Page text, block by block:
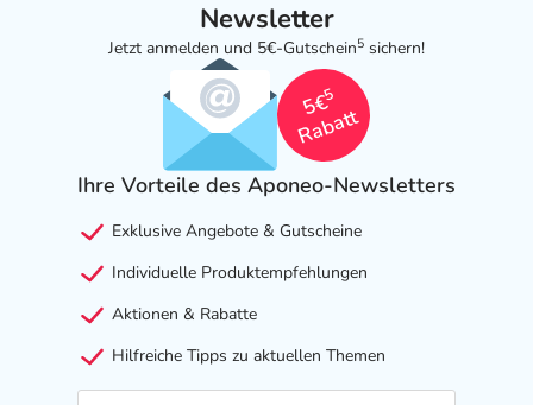
Newsletter
Jetzt anmelden und 5€-Gutschein5 sichern!
5€
5
Rabatt
Ihre Vorteile des Aponeo-Newsletters
Exklusive Angebote & Gutscheine
Individuelle Produktempfehlungen
Aktionen & Rabatte
Hilfreiche Tipps zu aktuellen Themen